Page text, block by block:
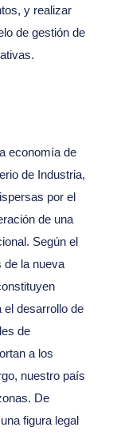
y realizar
de gestión de
economía de
de Industria,
por el
de una
Según el
de la nueva
desarrollo de
de
a los
nuestro país
De
figura legal